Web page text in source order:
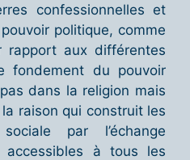
confessionnelles et
politique, comme
rapport aux différentes
fondement du pouvoir
dans la religion mais
raison qui construit les
par l’échange
accessibles à tous les